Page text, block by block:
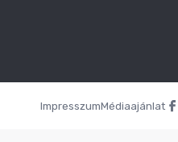
ImpresszumMédiaajánlat